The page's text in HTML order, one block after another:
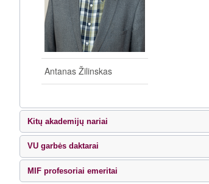
Antanas Žilinskas
Kitų akademijų nariai
VU garbės daktarai
MIF profesoriai emeritai